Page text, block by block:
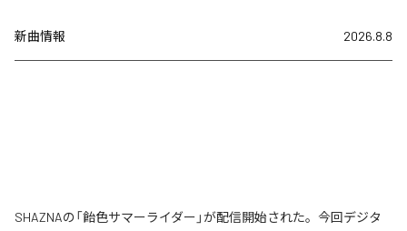
新曲情報 2026.8.8
SHAZNAの「飴色サマーライダー」が配信開始された。今回デジタ